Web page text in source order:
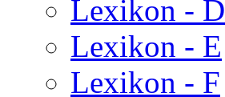
Lexikon - D
Lexikon - E
Lexikon - F